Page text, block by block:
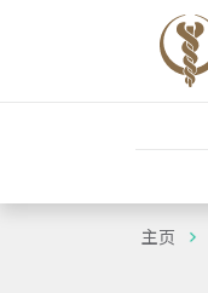
主页